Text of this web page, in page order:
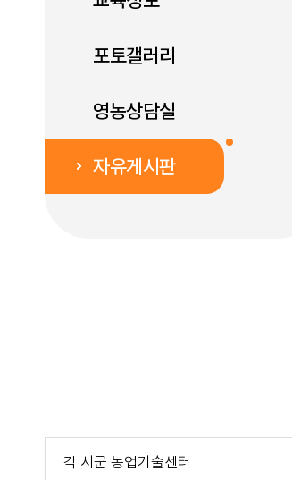
포토갤러리
영농상담실
자유게시판
각 시군 농업기술센터